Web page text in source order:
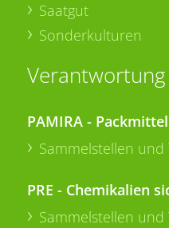
Saatgut
Sonderkulturen
PAMIRA -
Sammelstellen und
PRE - Chemikalien
Sammelstellen und